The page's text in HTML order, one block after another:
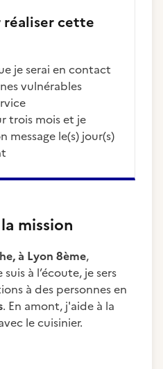
réaliser cette
vulnérables
message le(s) jour(s)
mission
à Lyon 8ème,
à l’écoute, je sers
à des personnes en
. En amont, j'aide à la
le cuisinier.